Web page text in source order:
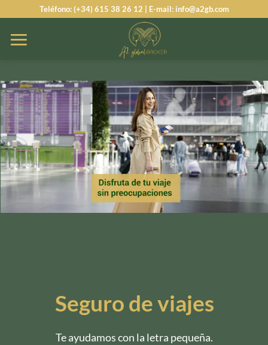
contenido
Teléfono: (+34) 615 38 26 12 | E-mail: info@a2gb.com
Seguro de viajes
Te ayudamos con la letra pequeña.